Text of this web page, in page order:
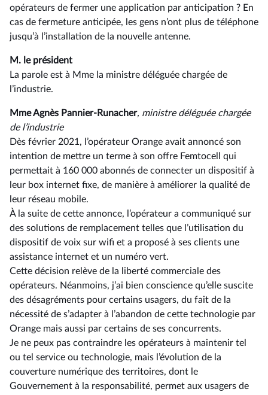
opérateurs de fermer une application par anticipation ? En
cas de fermeture anticipée, les gens n’ont plus de téléphone
jusqu’à l’installation de la nouvelle antenne.
M. le président
La parole est à Mme la ministre déléguée chargée de
l’industrie.
Mme Agnès Pannier-Runacher, ministre déléguée chargée
de l’industrie
Dès février 2021, l’opérateur Orange avait annoncé son
intention de mettre un terme à son offre Femtocell qui
permettait à 160 000 abonnés de connecter un dispositif à
leur box internet fixe, de manière à améliorer la qualité de
leur réseau mobile.
À la suite de cette annonce, l’opérateur a communiqué sur
des solutions de remplacement telles que l’utilisation du
dispositif de voix sur wifi et a proposé à ses clients une
assistance internet et un numéro vert.
Cette décision relève de la liberté commerciale des
opérateurs. Néanmoins, j’ai bien conscience qu’elle suscite
des désagréments pour certains usagers, du fait de la
nécessité de s’adapter à l’abandon de cette technologie par
Orange mais aussi par certains de ses concurrents.
Je ne peux pas contraindre les opérateurs à maintenir tel
ou tel service ou technologie, mais l’évolution de la
couverture numérique des territoires, dont le
Gouvernement à la responsabilité, permet aux usagers de